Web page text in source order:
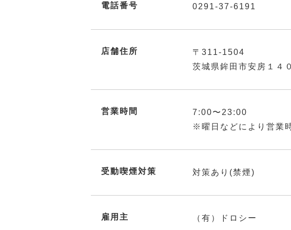
電話番号 0291-37-6191
店舗住所
〒311-1504
茨城県鉾田市安房１４
営業時間
7:00〜23:00
※曜日などにより営業
受動喫煙対策 対策あり(禁煙)
雇用主 （有）ドロシー